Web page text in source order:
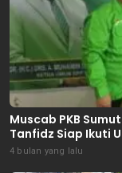
Muscab PKB
Tanfidz Siap Ikuti
4 bulan yang lalu